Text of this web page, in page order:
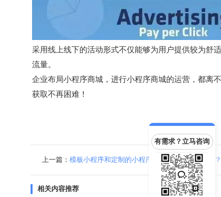
采用线上线下的活动形式不仅能够为用户提供较为舒
流量。
企业布局小程序商城，进行小程序商城的运营，都离
获取不再困难！
上一篇： 模板小程序和定制的小程序哪个好？有什么区别？
相关内容推荐
有需求？立马咨询